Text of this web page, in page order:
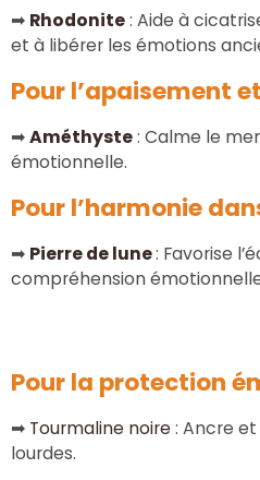
➡ Rhodonite: Aide à
et à libérer les émotions
Pour l’apaisement
➡Améthyste: Calme le
émotionnelle.
Pour l’harmonie
➡ Pierre de lune: Favorise
compréhension
Pour la protection
➡ Tourmaline noire: Ancre
lourdes.